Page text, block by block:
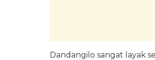
Dandangilo sangat layak